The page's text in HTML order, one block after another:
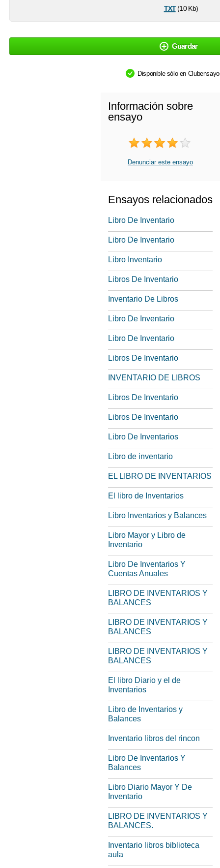
txt(10 Kb)
Guardar
Disponible sólo en
Información sobre
ensayo
Denunciar este ensayo
Ensayos relacionados
Libro De Inventario
Libro De Inventario
Libro Inventario
Libros De Inventario
Inventario De Libros
Libro De Inventario
Libro De Inventario
Libros De Inventario
INVENTARIO DE LIBROS
Libros De Inventario
Libros De Inventario
Libro De Inventarios
Libro de inventario
EL LIBRO DE INVENTARIOS
El libro de Inventarios
Libro Inventarios y Balances
Libro Mayor y Libro de
Inventario
Libro De Inventarios Y
Cuentas Anuales
LIBRO DE INVENTARIOS Y
BALANCES
LIBRO DE INVENTARIOS Y
BALANCES
LIBRO DE INVENTARIOS Y
BALANCES
El libro Diario y el de
Inventarios
Libro de Inventarios y
Balances
Inventario libros del rincon
Libro De Inventarios Y
Balances
Libro Diario Mayor Y De
Inventario
LIBRO DE INVENTARIOS Y
BALANCES.
Inventario libros biblioteca
aula